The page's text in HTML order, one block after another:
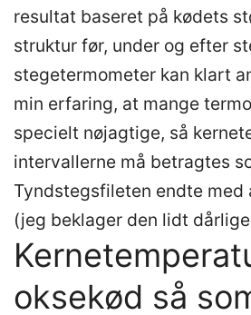
resultat baseret på kødets
struktur før, under og efter
stegetermometer kan klart
min erfaring, at mange
specielt nøjagtige, så
intervallerne må betragtes
Tyndstegsfileten endte med
(jeg beklager den lidt
oksekød så